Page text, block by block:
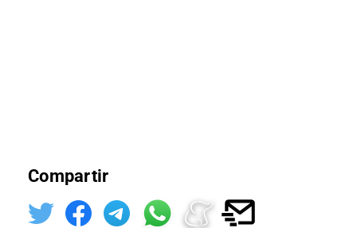
Compartir